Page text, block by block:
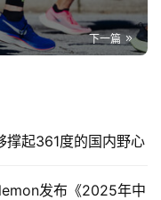
下一篇
撑起361度的国内野心
发布《2025年中